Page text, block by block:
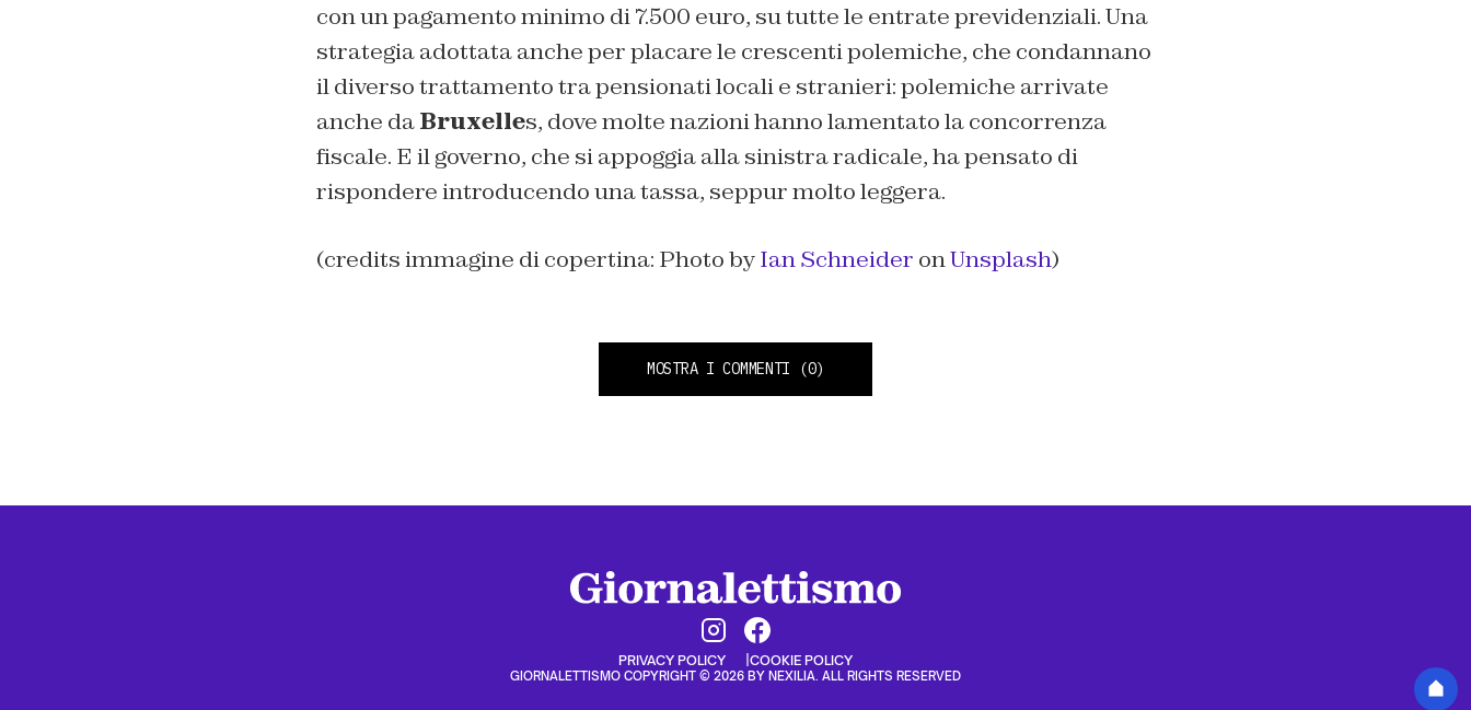
con un pagamento minimo di 7.500 euro, su tutte le entrate previdenziali. Una
strategia adottata anche per placare le crescenti polemiche, che condannano
il diverso trattamento tra pensionati locali e stranieri: polemiche arrivate
anche daBruxelles, dove molte nazioni hanno lamentato la concorrenza
fiscale. E il governo, che si appoggia alla sinistra radicale, ha pensato di
rispondere introducendo una tassa, seppur molto leggera.
(credits immagine di copertina: Photo byIan Schneider onUnsplash)
MOSTRA I COMMENTI (0)
PRIVACY POLICY COOKIE POLICY
GIORNALETTISMO COPYRIGHT © 2026 BY NEXILIA. ALL RIGHTS RESERVED